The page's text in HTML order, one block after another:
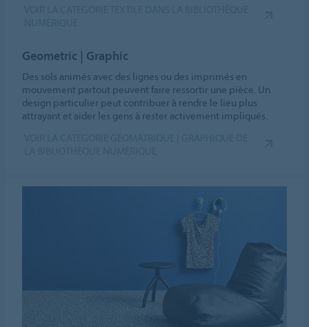
Geometric | Graphic
Des sols animés avec des lignes ou des imprimés en
mouvement partout peuvent faire ressortir une pièce. Un
design particulier peut contribuer à rendre le lieu plus
attrayant et aider les gens à rester activement impliqués.